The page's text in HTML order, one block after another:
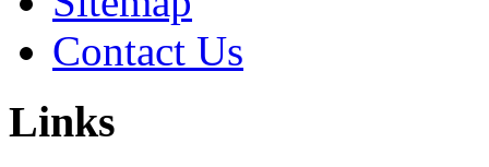
Contact Us
Links